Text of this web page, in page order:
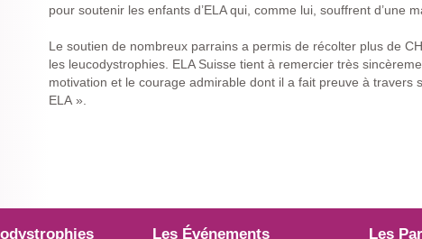
pour soutenir les enfants d’ELA qui, comme lui, souffrent d’une
Le soutien de nombreux parrains a permis de récolter plus de
les leucodystrophies. ELA Suisse tient à remercier très
motivation et le courage admirable dont il a fait preuve à travers
ELA ».
Les Événements Les